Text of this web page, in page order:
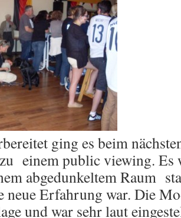
ging es beim
einem public viewing. Es
abgedunkeltem Raum
neue Erfahrung war. Die
und war sehr laut